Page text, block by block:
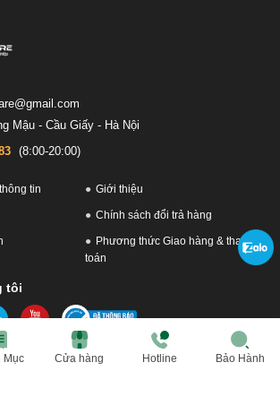
Mậu - Cầu Giấy - Hà Nội
(8:00-20:00)
tin Giới thiệu
Chính sách đổi trả hàng
Phương thức Giao hàng & thanh
toán
tôi
Mục Cửa hàng Hotline Bảo Hành